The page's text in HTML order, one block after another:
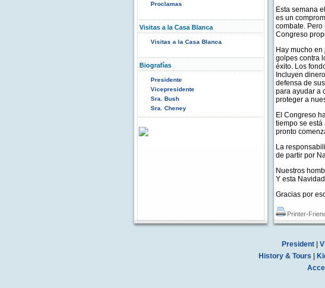
Proclamas
Visitas a la Casa Blanca
Visitas a la Casa Blanca
Biografías
Presidente
Vicepresidente
Sra. Bush
Sra. Cheney
Esta semana
es un
combate. Pero
Congreso
Hay mucho
golpes contra
éxito. Los
Incluyen
defensa de
para ayudar a
proteger a
El Congreso
tiempo se
pronto
La
de partir por
Nuestros
Y esta
Gracias por
Printer-
President|
History & Tours